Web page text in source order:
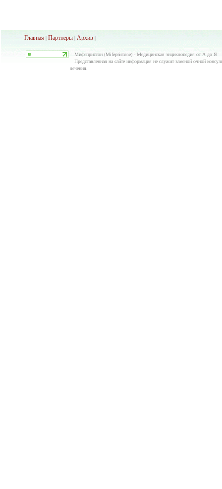
Главная | Партнеры | Архив |
Мифепристон (Mifepristone) - Медицинская энциклопедия от А до Я
Представленная на сайте информация не служит заменой очной
лечения.